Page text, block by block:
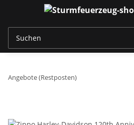
Angebote (Restposten)